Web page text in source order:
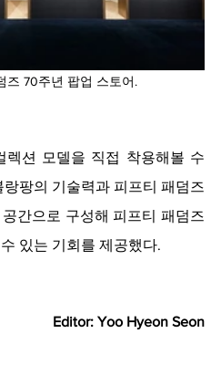
즈 70주년 팝업 스토어.
렉션 모델을 직접 착용해볼 수
팡의 기술력과 피프티 패덤즈
간으로 구성해 피프티 패덤즈
있는 기회를 제공했다.
Editor: Yoo Hyeon Seon